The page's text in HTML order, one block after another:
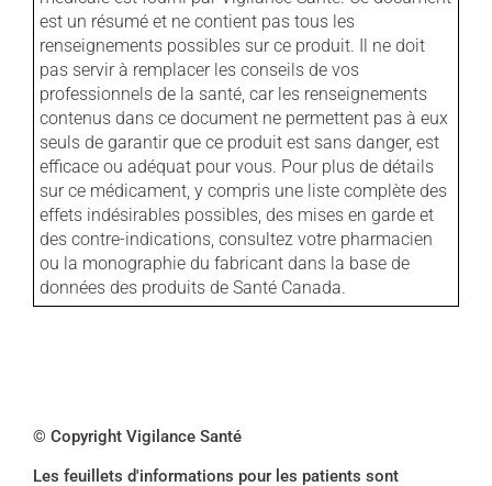
est un résumé et ne contient pas tous les
renseignements possibles sur ce produit. Il ne doit
pas servir à remplacer les conseils de vos
professionnels de la santé, car les renseignements
contenus dans ce document ne permettent pas à eux
seuls de garantir que ce produit est sans danger, est
efficace ou adéquat pour vous. Pour plus de détails
sur ce médicament, y compris une liste complète des
effets indésirables possibles, des mises en garde et
des contre-indications, consultez votre pharmacien
ou la monographie du fabricant dans la base de
données des produits de Santé Canada.
© Copyright Vigilance Santé
Les feuillets d'informations pour les patients sont